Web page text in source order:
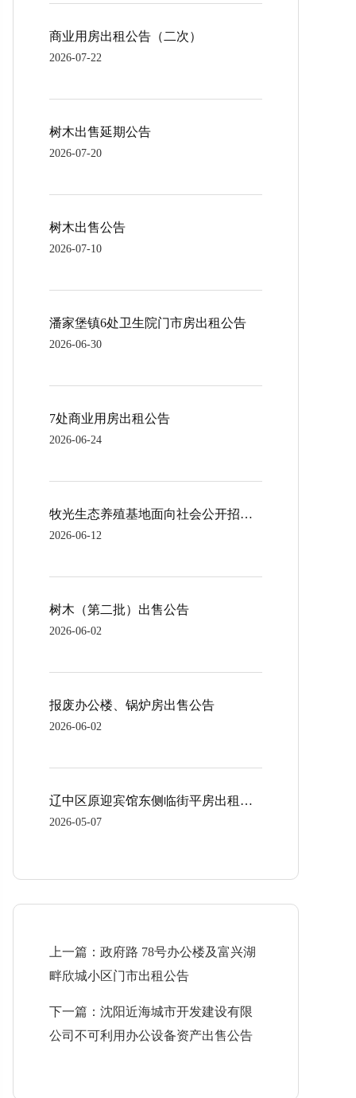
商业用房出租公告（二次）
2026-07-22
树木出售延期公告
2026-07-20
树木出售公告
2026-07-10
潘家堡镇6处卫生院门市房出租公告
2026-06-30
7处商业用房出租公告
2026-06-24
牧光生态养殖基地面向社会公开招租公告
2026-06-12
树木（第二批）出售公告
2026-06-02
报废办公楼、锅炉房出售公告
2026-06-02
辽中区原迎宾馆东侧临街平房出租公告
2026-05-07
上一篇：政府路 78号办公楼及富兴湖
畔欣城小区门市出租公告
下一篇：沈阳近海城市开发建设有限
公司不可利用办公设备资产出售公告